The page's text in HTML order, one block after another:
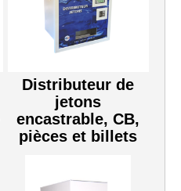
Distributeur de
jetons
encastrable, CB,
pièces et billets